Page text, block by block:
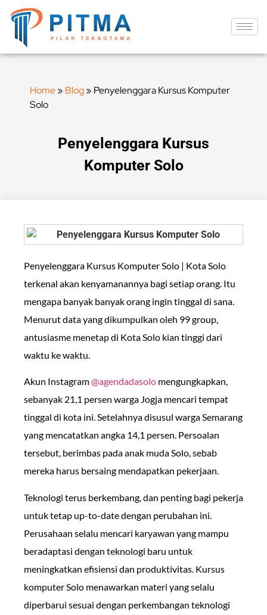
Home» Blog» Penyelenggara Kursus Komputer
Solo
Penyelenggara Kursus
Komputer Solo
Penyelenggara Kursus Komputer Solo | Kota Solo
terkenal akan kenyamanannya bagi setiap orang. Itu
mengapa banyak banyak orang ingin tinggal di sana.
Menurut data yang dikumpulkan oleh 99 group,
antusiasme menetap di Kota Solo kian tinggi dari
waktu ke waktu.
Akun Instagram@agendadasolo mengungkapkan,
sebanyak 21,1 persen warga Jogja mencari tempat
tinggal di kota ini. Setelahnya disusul warga Semarang
yang mencatatkan angka 14,1 persen. Persoalan
tersebut, berimbas pada anak muda Solo, sebab
mereka harus bersaing mendapatkan pekerjaan.
Teknologi terus berkembang, dan penting bagi pekerja
untuk tetap up-to-date dengan perubahan ini.
Perusahaan selalu mencari karyawan yang mampu
beradaptasi dengan teknologi baru untuk
meningkatkan efisiensi dan produktivitas. Kursus
komputer Solo menawarkan materi yang selalu
diperbarui sesuai dengan perkembangan teknologi